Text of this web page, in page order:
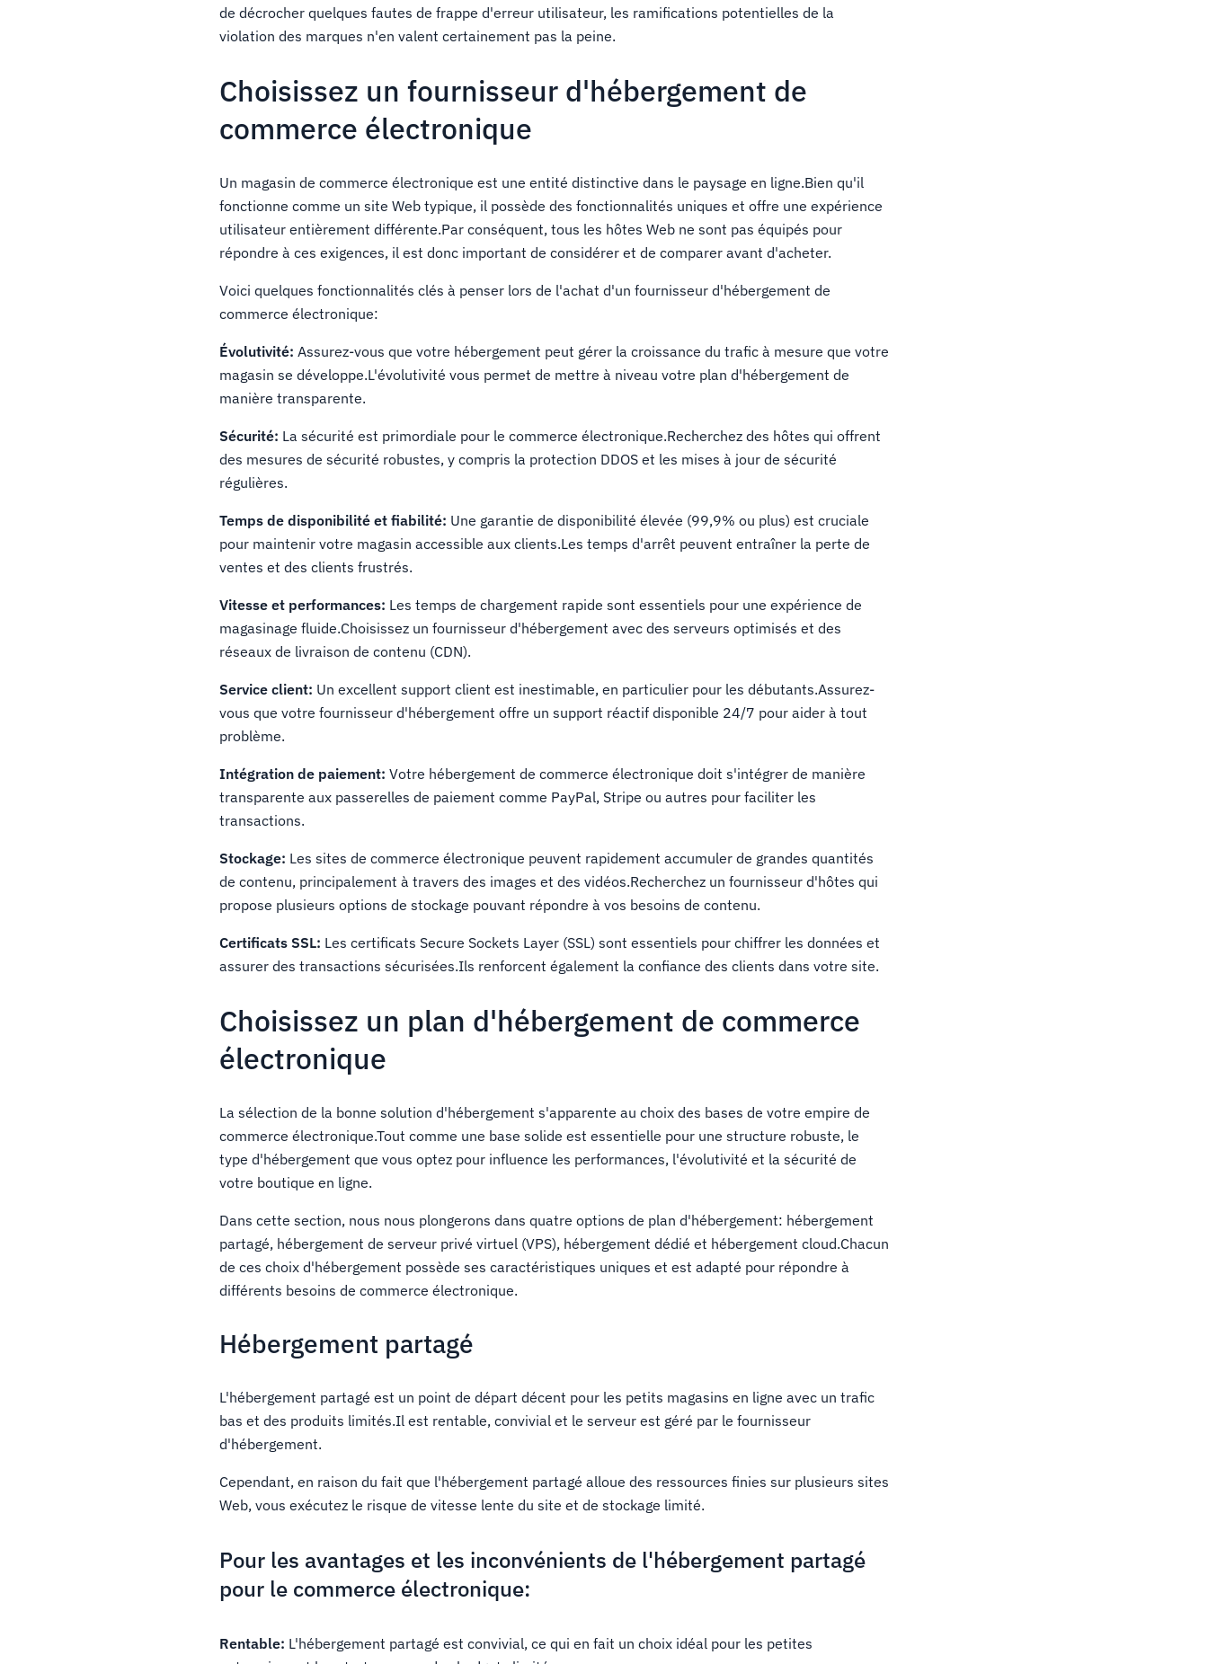
de décrocher quelques fautes de frappe d'erreur utilisateur, les ramifications potentielles de la
violation des marques n'en valent certainement pas la peine.
Choisissez un fournisseur d'hébergement de
commerce électronique
Un magasin de commerce électronique est une entité distinctive dans le paysage en ligne.Bien qu'il
fonctionne comme un site Web typique, il possède des fonctionnalités uniques et offre une expérience
utilisateur entièrement différente.Par conséquent, tous les hôtes Web ne sont pas équipés pour
répondre à ces exigences, il est donc important de considérer et de comparer avant d'acheter.
Voici quelques fonctionnalités clés à penser lors de l'achat d'un fournisseur d'hébergement de
commerce électronique:
Évolutivité: Assurez-vous que votre hébergement peut gérer la croissance du trafic à mesure que votre
magasin se développe.L'évolutivité vous permet de mettre à niveau votre plan d'hébergement de
manière transparente.
Sécurité: La sécurité est primordiale pour le commerce électronique.Recherchez des hôtes qui offrent
des mesures de sécurité robustes, y compris la protection DDOS et les mises à jour de sécurité
régulières.
Temps de disponibilité et fiabilité: Une garantie de disponibilité élevée (99,9% ou plus) est cruciale
pour maintenir votre magasin accessible aux clients.Les temps d'arrêt peuvent entraîner la perte de
ventes et des clients frustrés.
Vitesse et performances: Les temps de chargement rapide sont essentiels pour une expérience de
magasinage fluide.Choisissez un fournisseur d'hébergement avec des serveurs optimisés et des
réseaux de livraison de contenu (CDN).
Service client: Un excellent support client est inestimable, en particulier pour les débutants.Assurez-
vous que votre fournisseur d'hébergement offre un support réactif disponible 24/7 pour aider à tout
problème.
Intégration de paiement: Votre hébergement de commerce électronique doit s'intégrer de manière
transparente aux passerelles de paiement comme PayPal, Stripe ou autres pour faciliter les
transactions.
Stockage: Les sites de commerce électronique peuvent rapidement accumuler de grandes quantités
de contenu, principalement à travers des images et des vidéos.Recherchez un fournisseur d'hôtes qui
propose plusieurs options de stockage pouvant répondre à vos besoins de contenu.
Certificats SSL: Les certificats Secure Sockets Layer (SSL) sont essentiels pour chiffrer les données et
assurer des transactions sécurisées.Ils renforcent également la confiance des clients dans votre site.
Choisissez un plan d'hébergement de commerce
électronique
La sélection de la bonne solution d'hébergement s'apparente au choix des bases de votre empire de
commerce électronique.Tout comme une base solide est essentielle pour une structure robuste, le
type d'hébergement que vous optez pour influence les performances, l'évolutivité et la sécurité de
votre boutique en ligne.
Dans cette section, nous nous plongerons dans quatre options de plan d'hébergement: hébergement
partagé, hébergement de serveur privé virtuel (VPS), hébergement dédié et hébergement cloud.Chacun
de ces choix d'hébergement possède ses caractéristiques uniques et est adapté pour répondre à
différents besoins de commerce électronique.
Hébergement partagé
L'hébergement partagé est un point de départ décent pour les petits magasins en ligne avec un trafic
bas et des produits limités.Il est rentable, convivial et le serveur est géré par le fournisseur
d'hébergement.
Cependant, en raison du fait que l'hébergement partagé alloue des ressources finies sur plusieurs sites
Web, vous exécutez le risque de vitesse lente du site et de stockage limité.
Pour les avantages et les inconvénients de l'hébergement partagé
pour le commerce électronique:
Rentable: L'hébergement partagé est convivial, ce qui en fait un choix idéal pour les petites